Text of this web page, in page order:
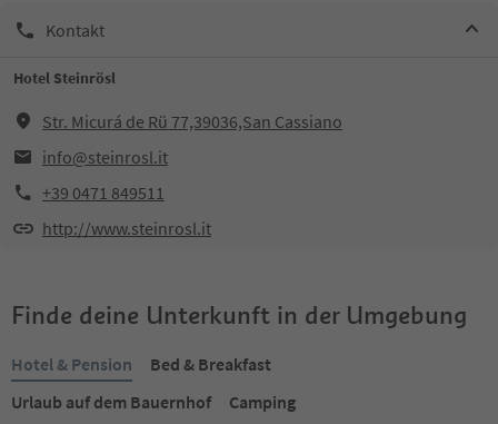
Kontakt
Hotel Steinrösl
Str. Micurá de Rü 77,39036,San Cassiano
info@steinrosl.it
+39 0471 849511
http://www.steinrosl.it
Finde deine Unterkunft in der Umgebung
Hotel & Pension
Bed & Breakfast
Urlaub auf dem Bauernhof
Camping